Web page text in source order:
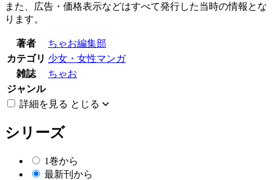
また、広告・価格表示などはすべて発行した当時の情報とな
ります。
著者
ちゃお編集部
カテゴリ 少女・女性マンガ
雑誌
ちゃお
ジャンル
詳細を見る とじる
シリーズ
1巻から
最新刊から